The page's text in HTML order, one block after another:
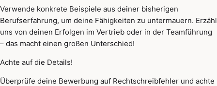
Verwende konkrete Beispiele aus deiner bisherigen
Berufserfahrung, um deine Fähigkeiten zu untermauern. Erzähl
uns von deinen Erfolgen im Vertrieb oder in der Teamführung
– das macht einen großen Unterschied!
Achte auf die Details!
Überprüfe deine Bewerbung auf Rechtschreibfehler und achte